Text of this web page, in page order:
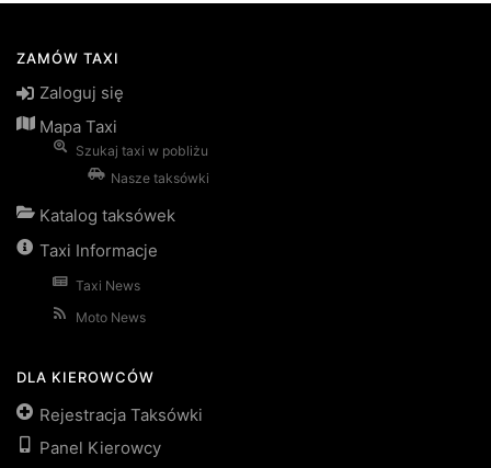
ZAMÓW TAXI
Zaloguj się
Mapa Taxi
Szukaj taxi w pobliżu
Nasze taksówki
Katalog taksówek
Taxi Informacje
Taxi News
Moto News
DLA KIEROWCÓW
Rejestracja Taksówki
Panel Kierowcy